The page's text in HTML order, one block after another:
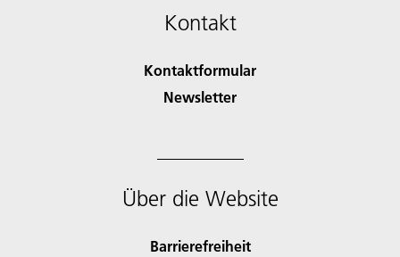
Kontakt
Kontaktformular
Newsletter
Über die Website
Barrierefreiheit